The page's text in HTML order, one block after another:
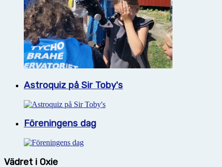
Astroquiz på Sir Toby's
Föreningens dag
Vädret i Oxie